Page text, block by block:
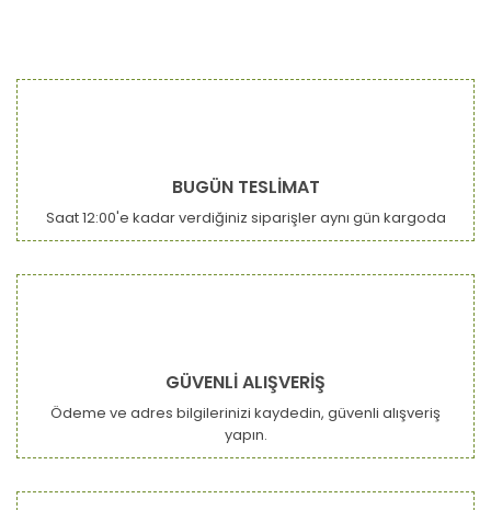
BUGÜN TESLİMAT
Saat 12:00'e kadar verdiğiniz siparişler aynı gün kargoda
GÜVENLİ ALIŞVERİŞ
Ödeme ve adres bilgilerinizi kaydedin, güvenli alışveriş
yapın.